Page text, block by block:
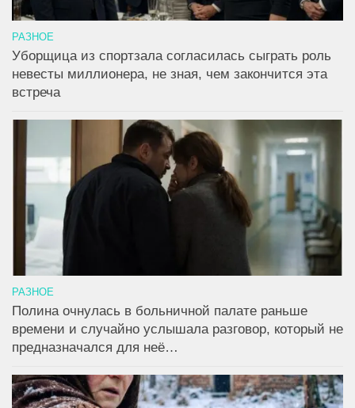
РАЗНОЕ
Уборщица из спортзала согласилась сыграть роль
невесты миллионера, не зная, чем закончится эта
встреча
РАЗНОЕ
Полина очнулась в больничной палате раньше
времени и случайно услышала разговор, который не
предназначался для неё…